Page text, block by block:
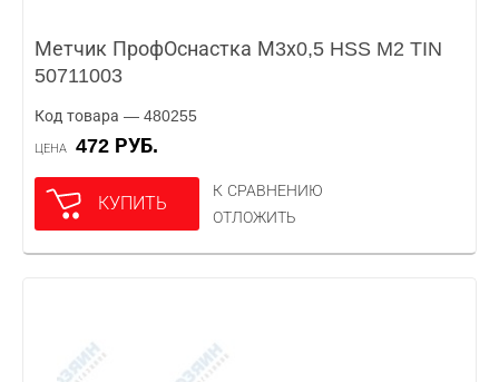
Метчик ПрофОснастка М3х0,5 HSS M2 TIN
50711003
Код товара — 480255
ЦЕНА 472 РУБ.
КУПИТЬ
К СРАВНЕНИЮ
ОТЛОЖИТЬ